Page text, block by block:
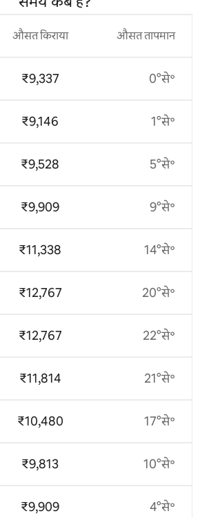
औसत किराया
₹9,337
₹9,146
₹9,528
₹9,909
₹11,338
₹12,767
₹12,767
₹11,814
₹10,480
₹9,813
₹9,909
औसत तापमान
0°से॰
1°से॰
5°से॰
9°से॰
14°से॰
20°से॰
22°से॰
21°से॰
17°से॰
10°से॰
4°से॰